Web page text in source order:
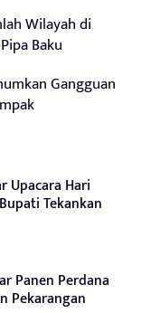
Wilayah di
Baku
Gangguan
Upacara Hari
Tekankan
Panen Perdana
Pekarangan